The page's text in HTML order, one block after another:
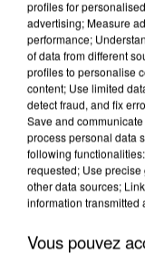
APRÈS TOUTES
DE FAUNE
profiles for
advertising; Measure
performance;
of data from different
profiles to personalise
content; Use limited
detect fraud, and fix
Save and
process personal data
following
requested; Use
other data sources;
information transmitted
Vous pouvez